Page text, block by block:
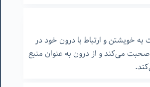
به خویشتن و ارتباط با درون خود در
می‌کند و از درون به عنوان منبع